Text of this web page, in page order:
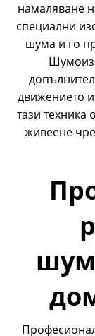
намаляване
специални
шума и го
движението
тази техника
живеене